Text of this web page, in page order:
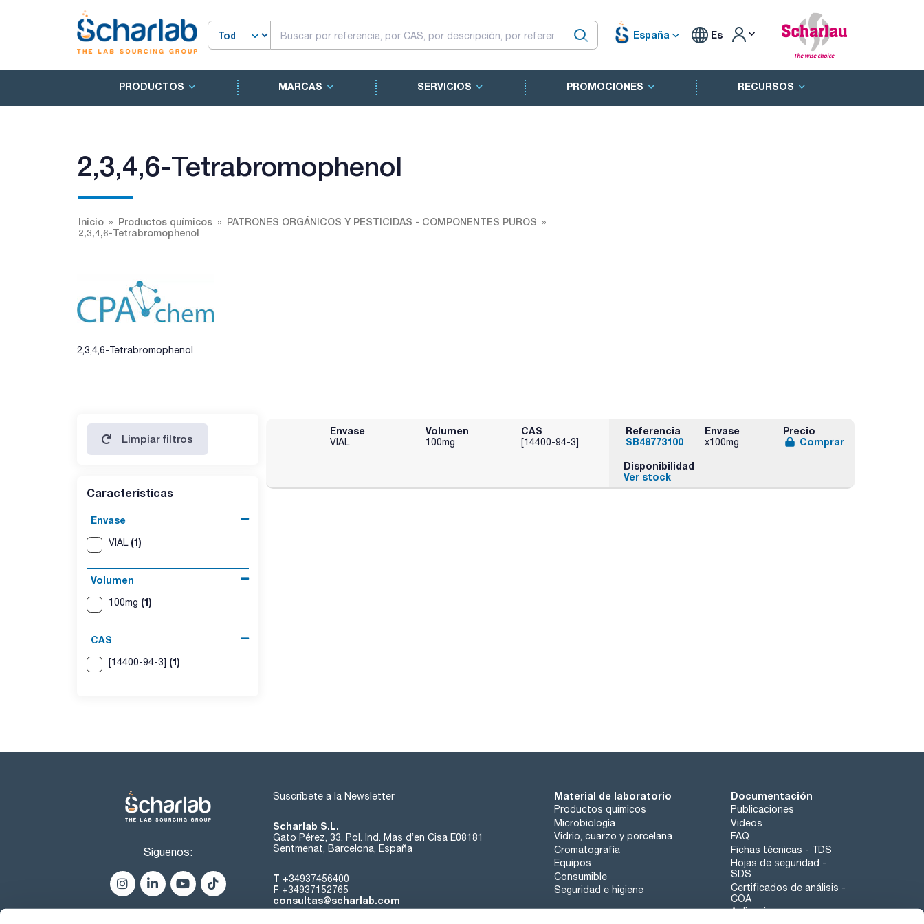
España Es
PRODUCTOS MARCAS SERVICIOS PROMOCIONES RECURSOS
2,3,4,6-Tetrabromophenol
Inicio Productos químicos
PATRONES ORGÁNICOS Y PESTICIDAS - COMPONENTES PUROS
2,3,4,6-Tetrabromophenol
2,3,4,6-Tetrabromophenol
Limpiar filtros
Características
Envase
VIAL (1)
Volumen
100mg (1)
CAS
[14400-94-3] (1)
Envase
VIAL
Volumen
100mg
CAS
[14400-94-3]
Referencia
SB48773100
Envase
x100mg
Precio
Comprar
Disponibilidad
Ver stock
Síguenos:
Suscríbete a la Newsletter
Scharlab S.L.
Gato Pérez, 33. Pol. Ind. Mas d’en Cisa E08181
Sentmenat, Barcelona, España
T +34937456400
F +34937152765
consultas@scharlab.com
Material de laboratorio
Productos químicos
Microbiología
Vidrio, cuarzo y porcelana
Cromatografía
Equipos
Consumible
Seguridad e higiene
Documentación
Publicaciones
Videos
FAQ
Fichas técnicas - TDS
Hojas de seguridad -
SDS
Certificados de análisis -
COA
Aplicaciones